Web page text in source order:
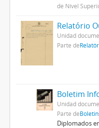
de Nível
Unidad
Parte de
Boletim
Unidad
Parte de
Diplomados